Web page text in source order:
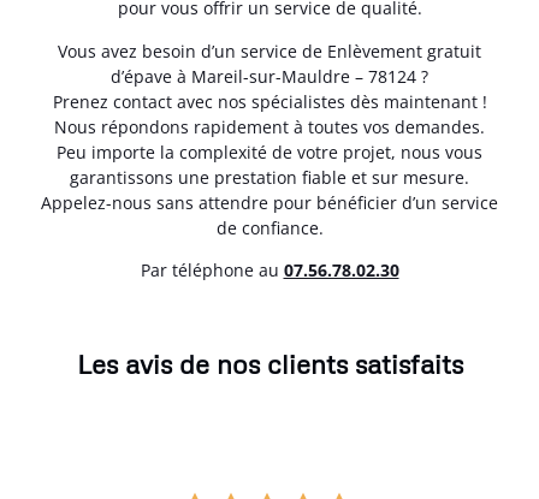
pour vous offrir un service de qualité.
Vous avez besoin d’un service de Enlèvement gratuit
d’épave à Mareil-sur-Mauldre – 78124 ?
Prenez contact avec nos spécialistes dès maintenant !
Nous répondons rapidement à toutes vos demandes.
Peu importe la complexité de votre projet, nous vous
garantissons une prestation fiable et sur mesure.
Appelez-nous sans attendre pour bénéficier d’un service
de confiance.
Par téléphone au 07.56.78.02.30
Les avis de nos clients satisfaits